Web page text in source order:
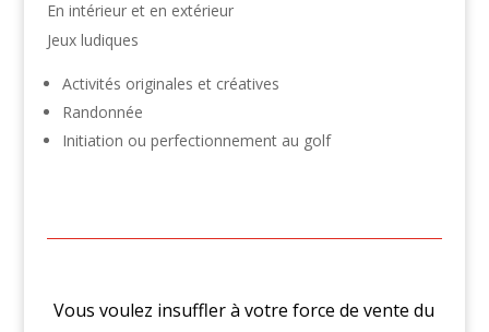
En intérieur et en extérieur
Jeux ludiques
Activités originales et créatives
Randonnée
Initiation ou perfectionnement au golf
Vous voulez insuffler à votre force de vente du